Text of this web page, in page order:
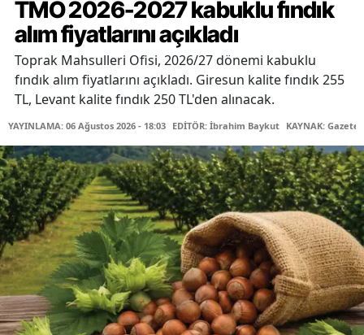
TMO 2026-2027 kabuklu fındık
alım fiyatlarını açıkladı
Toprak Mahsulleri Ofisi, 2026/27 dönemi kabuklu
fındık alım fiyatlarını açıkladı. Giresun kalite fındık 255
TL, Levant kalite fındık 250 TL'den alınacak.
YAYINLAMA: 06 Ağustos 2026 - 18:03 EDİTÖR: İbrahim Baykut KAYNAK: